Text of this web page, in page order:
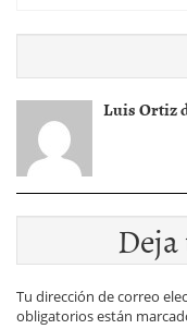
Luis Ortiz
Tu dirección de correo
obligatorios están